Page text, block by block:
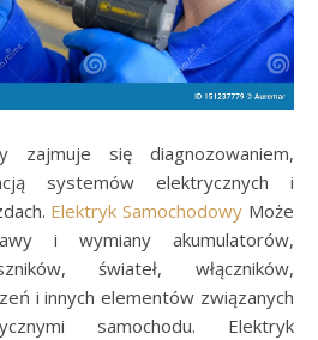
zajmuje się diagnozowaniem,
systemów elektrycznych i
Elektryk Samochodowy Może
i wymiany akumulatorów,
świateł, włączników,
i innych elementów związanych
samochodu. Elektryk